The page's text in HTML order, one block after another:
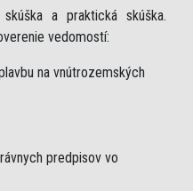
a praktická skúška.
vedomostí:
na vnútrozemských
predpisov vo